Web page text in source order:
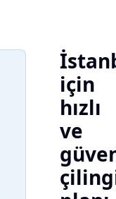
için
hızlı
ve